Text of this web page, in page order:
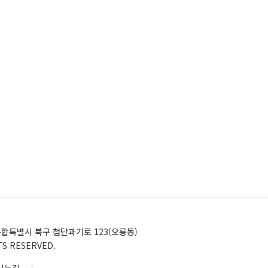
별시 북구 첨단과기로 123(오룡동)
RESERVED.